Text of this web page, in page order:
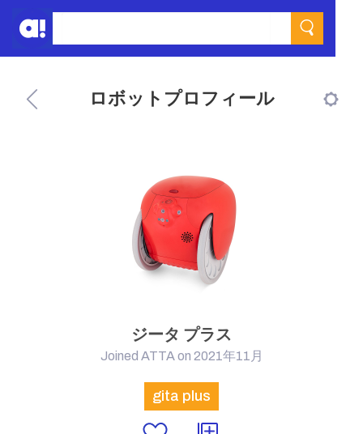
ロボットプロフィール
ジータ プラス
Joined ATTA on 2021年11月
gita plus